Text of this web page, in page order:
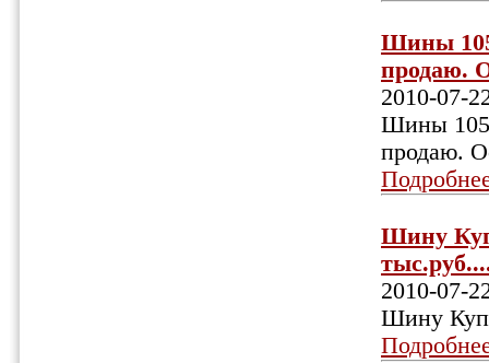
Шины
продаю.
2010-07-
Шины 105/
продаю.
Шину
2010-07-
Шину